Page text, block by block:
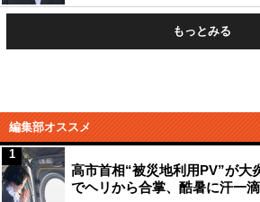
もっとみる
編集部オススメ
高市首相“被災地利用PV”が大
でヘリから合掌、酷暑に汗一
1